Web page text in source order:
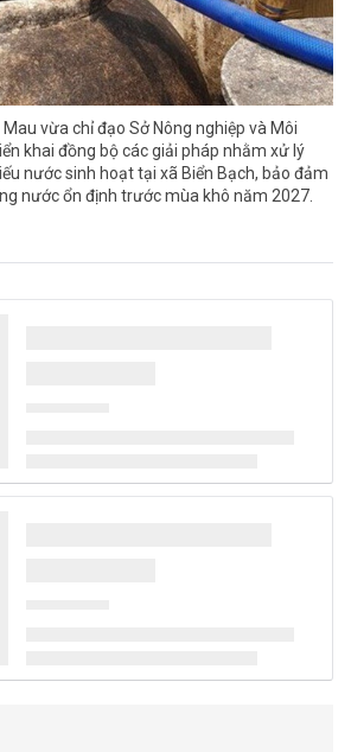
vừa chỉ đạo Sở Nông nghiệp và Môi
khai đồng bộ các giải pháp nhằm xử lý
nước sinh hoạt tại xã Biển Bạch, bảo đảm
nước ổn định trước mùa khô năm 2027.